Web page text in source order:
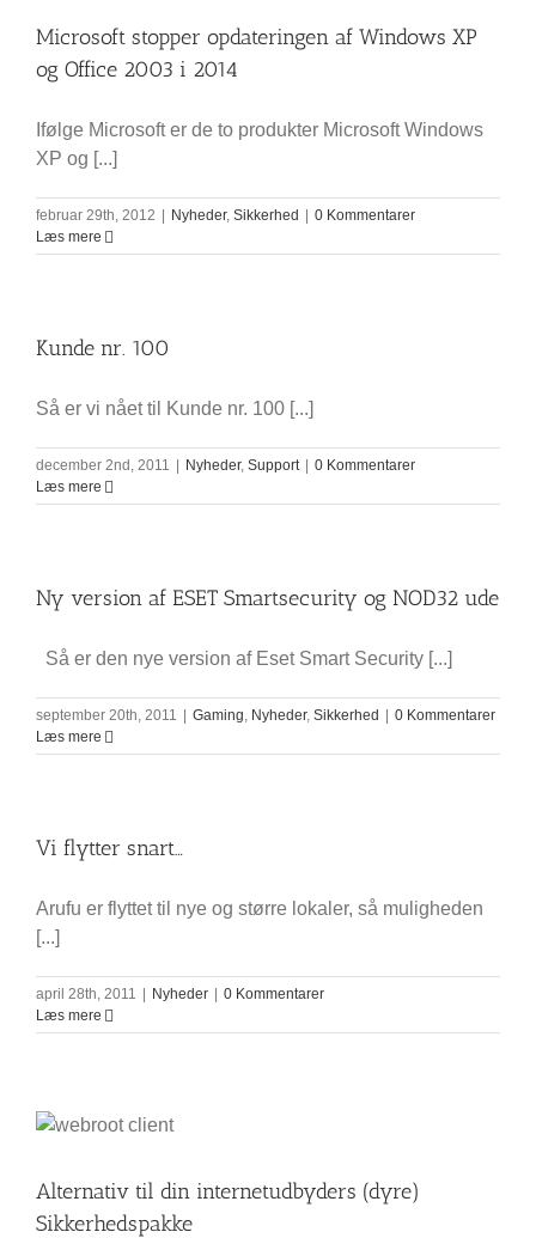
Microsoft stopper opdateringen af Windows XP
og Office 2003 i 2014
Ifølge Microsoft er de to produkter Microsoft Windows
XP og [...]
februar 29th, 2012 Nyheder, Sikkerhed
0 Kommentarer
Læs mere
Kunde nr. 100
Så er vi nået til Kunde nr. 100 [...]
december 2nd, 2011 Nyheder, Support
0 Kommentarer
Læs mere
Ny version af ESET Smartsecurity og NOD32 ude
Så er den nye version af Eset Smart Security [...]
september 20th, 2011 Gaming, Nyheder, Sikkerhed
0 Kommentarer
Læs mere
Vi flytter snart…
Arufu er flyttet til nye og større lokaler, så muligheden
[...]
april 28th, 2011 Nyheder
0 Kommentarer
Læs mere
Alternativ til din internetudbyders (dyre)
Sikkerhedspakke